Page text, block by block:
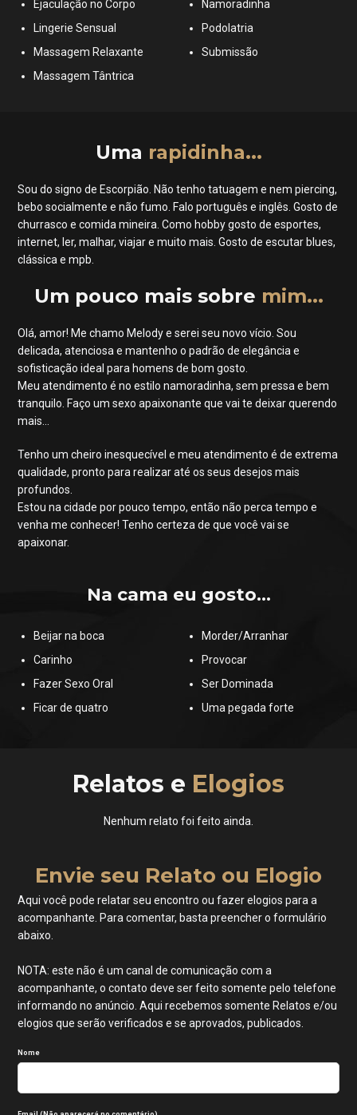
Ejaculação no Corpo
Lingerie Sensual
Massagem Relaxante
Massagem Tântrica
Namoradinha
Podolatria
Submissão
Uma rapidinha...
Sou do signo de Escorpião. Não tenho tatuagem e nem piercing,
bebo socialmente e não fumo. Falo português e inglês. Gosto de
churrasco e comida mineira. Como hobby gosto de esportes,
internet, ler, malhar, viajar e muito mais. Gosto de escutar blues,
clássica e mpb.
Um pouco mais sobre mim...
Olá, amor! Me chamo Melody e serei seu novo vício. Sou
delicada, atenciosa e mantenho o padrão de elegância e
sofisticação ideal para homens de bom gosto.
Meu atendimento é no estilo namoradinha, sem pressa e bem
tranquilo. Faço um sexo apaixonante que vai te deixar querendo
mais…
Tenho um cheiro inesquecível e meu atendimento é de extrema
qualidade, pronto para realizar até os seus desejos mais
profundos.
Estou na cidade por pouco tempo, então não perca tempo e
venha me conhecer! Tenho certeza de que você vai se
apaixonar.
Na cama eu gosto...
Beijar na boca
Carinho
Fazer Sexo Oral
Ficar de quatro
Morder/Arranhar
Provocar
Ser Dominada
Uma pegada forte
Relatos e Elogios
Nenhum relato foi feito ainda.
Envie seu Relato ou Elogio
Aqui você pode relatar seu encontro ou fazer elogios para a
acompanhante. Para comentar, basta preencher o formulário
abaixo.
NOTA: este não é um canal de comunicação com a
acompanhante, o contato deve ser feito somente pelo telefone
informando no anúncio. Aqui recebemos somente Relatos e/ou
elogios que serão verificados e se aprovados, publicados.
Nome